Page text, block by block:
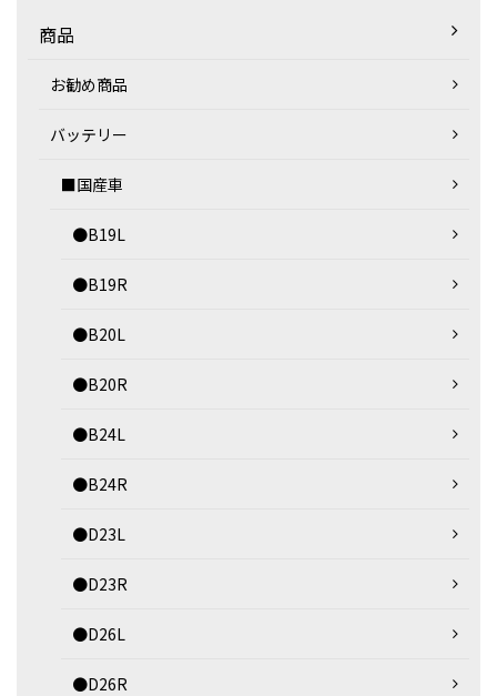
商品
お勧め商品
バッテリー
■国産車
●B19L
●B19R
●B20L
●B20R
●B24L
●B24R
●D23L
●D23R
●D26L
●D26R